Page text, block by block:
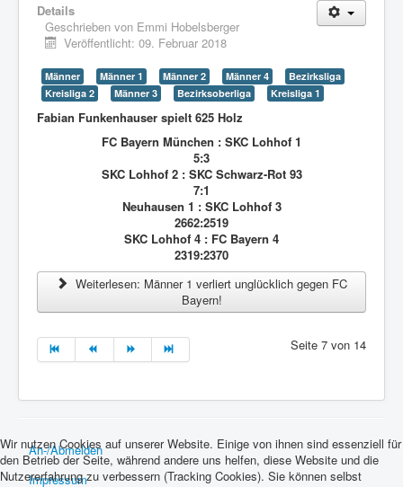
Details
Geschrieben von Emmi Hobelsberger
Veröffentlicht: 09. Februar 2018
Männer Männer 1 Männer 2 Männer 4
Bezirksliga
Kreisliga 2
Männer 3 Bezirksoberliga Kreisliga 1
Fabian Funkenhauser spielt 625 Holz
FC Bayern München : SKC Lohhof 1
5:3
SKC Lohhof 2 : SKC Schwarz-Rot 93
7:1
Neuhausen 1 : SKC Lohhof 3
2662:2519
SKC Lohhof 4 : FC Bayern 4
2319:2370
Weiterlesen: Männer 1 verliert unglücklich gegen FC
Bayern!
Seite 7 von 14
An-/Abmelden
Impressum
Wir nutzen Cookies auf unserer Website. Einige von ihnen sind essenziell für
den Betrieb der Seite, während andere uns helfen, diese Website und die
Nutzererfahrung zu verbessern (Tracking Cookies). Sie können selbst